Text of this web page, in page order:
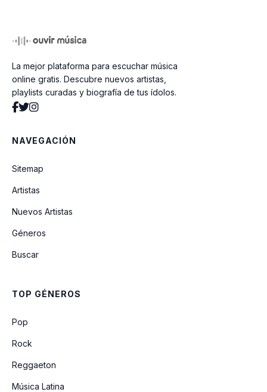
Buen Hermano
La mejor plataforma para escuchar música
online gratis. Descubre nuevos artistas,
playlists curadas y biografía de tus ídolos.
NAVEGACIÓN
Sitemap
Artistas
Nuevos Artistas
Géneros
Buscar
TOP GÉNEROS
Pop
Rock
Reggaeton
Música Latina